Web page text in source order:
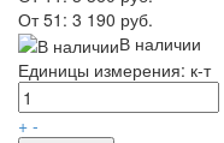
От 51: 3 190 руб.
В наличии
Единицы измерения: к-т
+ -